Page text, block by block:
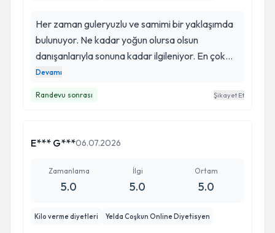
Her zaman guleryuzlu ve samimi bir yaklaşımda
bulunuyor. Ne kadar yoğun olursa olsun
danışanlarıyla sonuna kadar ilgileniyor. En çok
altını çizmek istediğim nokta kolay ulaşılabilir
Devamı
Randevu sonrası Şikayet Et
E*** G***06.07.2026
Zamanlama
5.0
İlgi
5.0
Ortam
5.0
Kilo verme diyetleri Yelda Coşkun Online Diyetisyen